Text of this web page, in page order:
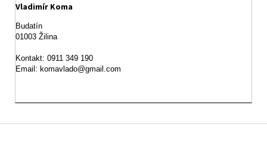
Vladimír Koma
Budatín
01003 Žilina
Kontakt: 0911 349 190